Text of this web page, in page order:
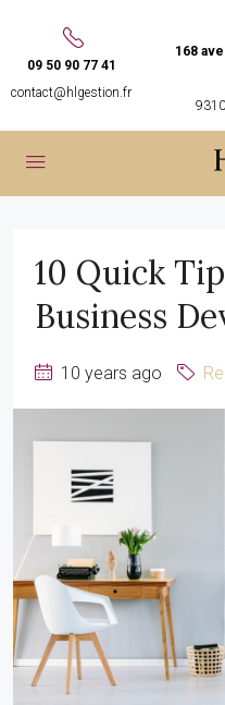
09 50 90 77 41
contact@hlgestion.fr
168
10 Quick
Business
10 years ago